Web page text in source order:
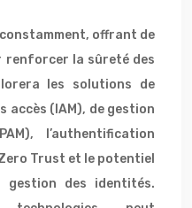
offrant de
renforcer la sûreté des
les solutions de
accès (IAM), de gestion
l’authentification
Trust et le potentiel
des identités.